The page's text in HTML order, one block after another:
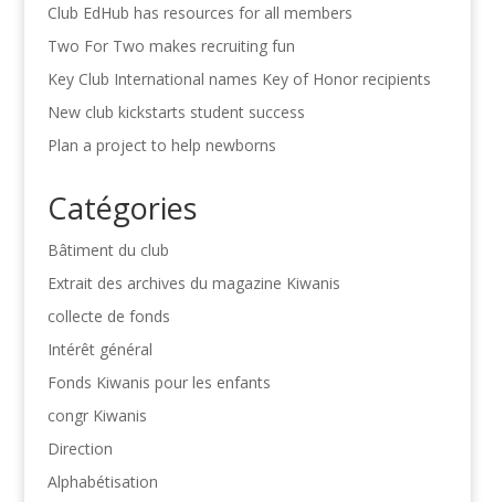
Club EdHub has resources for all members
Two For Two makes recruiting fun
Key Club International names Key of Honor recipients
New club kickstarts student success
Plan a project to help newborns
Catégories
Bâtiment du club
Extrait des archives du magazine Kiwanis
collecte de fonds
Intérêt général
Fonds Kiwanis pour les enfants
congr Kiwanis
Direction
Alphabétisation